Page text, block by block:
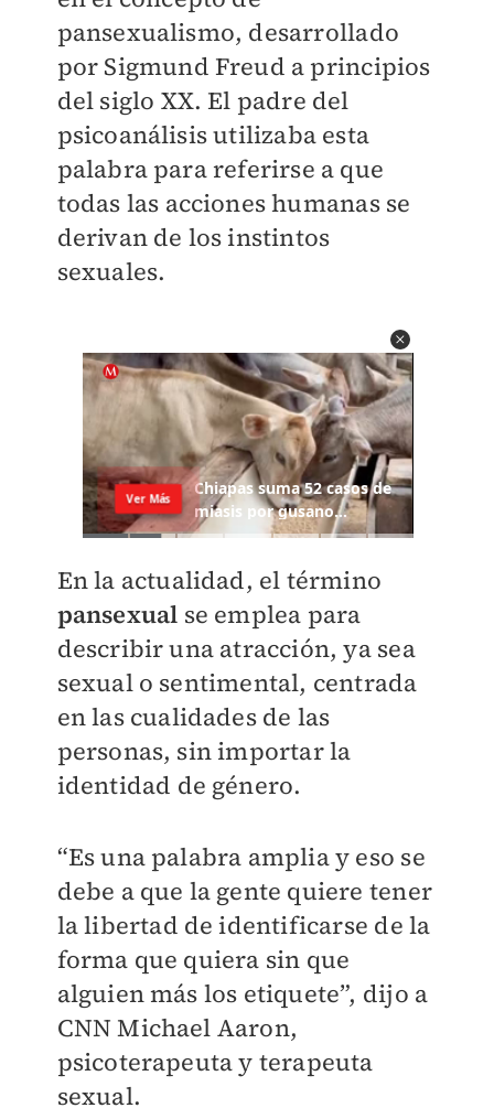
pansexualismo, desarrollado
por Sigmund Freud a principios
del siglo XX. El padre del
psicoanálisis utilizaba esta
palabra para referirse a que
todas las acciones humanas se
derivan de los instintos
sexuales.
En la actualidad, el término
pansexual se emplea para
describir una atracción, ya sea
sexual o sentimental, centrada
en las cualidades de las
personas, sin importar la
identidad de género.
“Es una palabra amplia y eso se
debe a que la gente quiere tener
la libertad de identificarse de la
forma que quiera sin que
alguien más los etiquete”, dijo a
CNN Michael Aaron,
psicoterapeuta y terapeuta
sexual.